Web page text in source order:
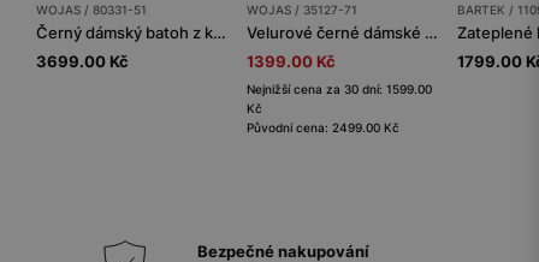
WOJAS / 80331-51
Černý dámský batoh z kvalitní hladké kůže
3699.00 Kč
WOJAS / 35127-71
Velurové černé dámské lodičky s páskem přes patu
1399.00 Kč
Nejnižší cena za 30 dní: 1599.00
Kč
Původní cena: 2499.00 Kč
BARTEK /
1799.00
Bezpečné nakupování